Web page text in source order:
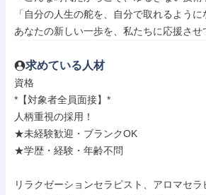
「自分の人生の舵を、自分で取れるように
あなたの新しい一歩を、私たちに応援させ
求めている人材
資格
*【対象者全員面接】*
人柄重視の採用！
★未経験歓迎・ブランクOK
★学歴・経験・年齢不問
リラクゼーションセラピスト、アロマセ